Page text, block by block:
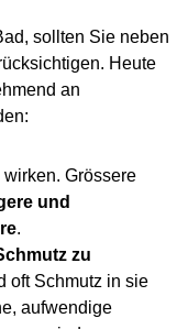
sollten Sie neben
Heute
an
Grössere
und
.
zu
oft Schmutz in sie
aufwendige